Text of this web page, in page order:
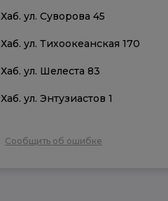
Хаб. ул. Суворова 45
Хаб. ул. Тихоокеанская 170
Хаб. ул. Шелеста 83
Хаб. ул. Энтузиастов 1
Сообщить об ошибке